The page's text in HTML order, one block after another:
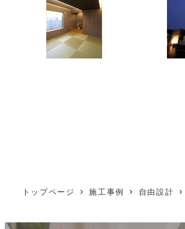
トップページ 施工事例 自由設計